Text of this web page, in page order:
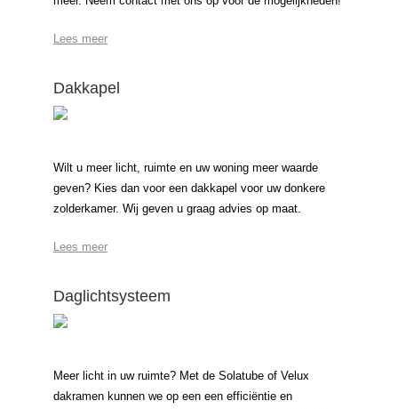
Lees meer
Dakkapel
Wilt u meer licht, ruimte en uw woning meer waarde
geven? Kies dan voor een dakkapel voor uw donkere
zolderkamer. Wij geven u graag advies op maat.
Lees meer
Daglichtsysteem
Meer licht in uw ruimte? Met de Solatube of Velux
dakramen kunnen we op een een efficiëntie en